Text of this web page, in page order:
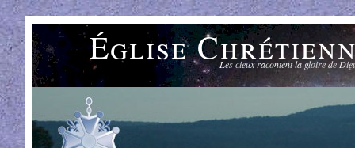
Église Les cieux racontent la gloire de